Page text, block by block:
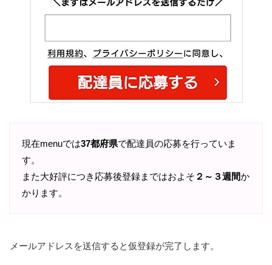
現在menuでは37都府県で配達員の応募を行っていま
す。
また大好評につき応募後登録まではおよそ ２～３週間か
かります。
メールアドレスを送信すると仮登録が完了します。